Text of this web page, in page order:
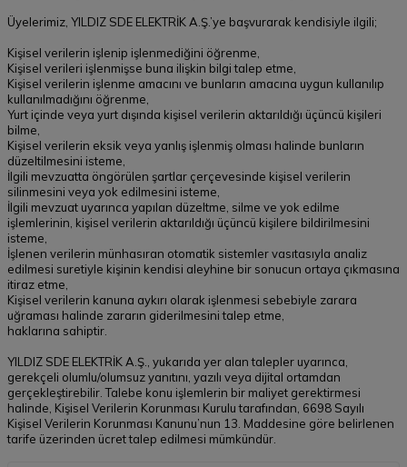
Üyelerimiz, YILDIZ SDE ELEKTRİK A.Ş.’ye başvurarak kendisiyle ilgili;
Kişisel verilerin işlenip işlenmediğini öğrenme,
Kişisel verileri işlenmişse buna ilişkin bilgi talep etme,
Kişisel verilerin işlenme amacını ve bunların amacına uygun kullanılıp
kullanılmadığını öğrenme,
Yurt içinde veya yurt dışında kişisel verilerin aktarıldığı üçüncü kişileri
bilme,
Kişisel verilerin eksik veya yanlış işlenmiş olması halinde bunların
düzeltilmesini isteme,
İlgili mevzuatta öngörülen şartlar çerçevesinde kişisel verilerin
silinmesini veya yok edilmesini isteme,
İlgili mevzuat uyarınca yapılan düzeltme, silme ve yok edilme
işlemlerinin, kişisel verilerin aktarıldığı üçüncü kişilere bildirilmesini
isteme,
İşlenen verilerin münhasıran otomatik sistemler vasıtasıyla analiz
edilmesi suretiyle kişinin kendisi aleyhine bir sonucun ortaya çıkmasına
itiraz etme,
Kişisel verilerin kanuna aykırı olarak işlenmesi sebebiyle zarara
uğraması halinde zararın giderilmesini talep etme,
haklarına sahiptir.
YILDIZ SDE ELEKTRİK A.Ş., yukarıda yer alan talepler uyarınca,
gerekçeli olumlu/olumsuz yanıtını, yazılı veya dijital ortamdan
gerçekleştirebilir. Talebe konu işlemlerin bir maliyet gerektirmesi
halinde, Kişisel Verilerin Korunması Kurulu tarafından, 6698 Sayılı
Kişisel Verilerin Korunması Kanunu’nun 13. Maddesine göre belirlenen
tarife üzerinden ücret talep edilmesi mümkündür.